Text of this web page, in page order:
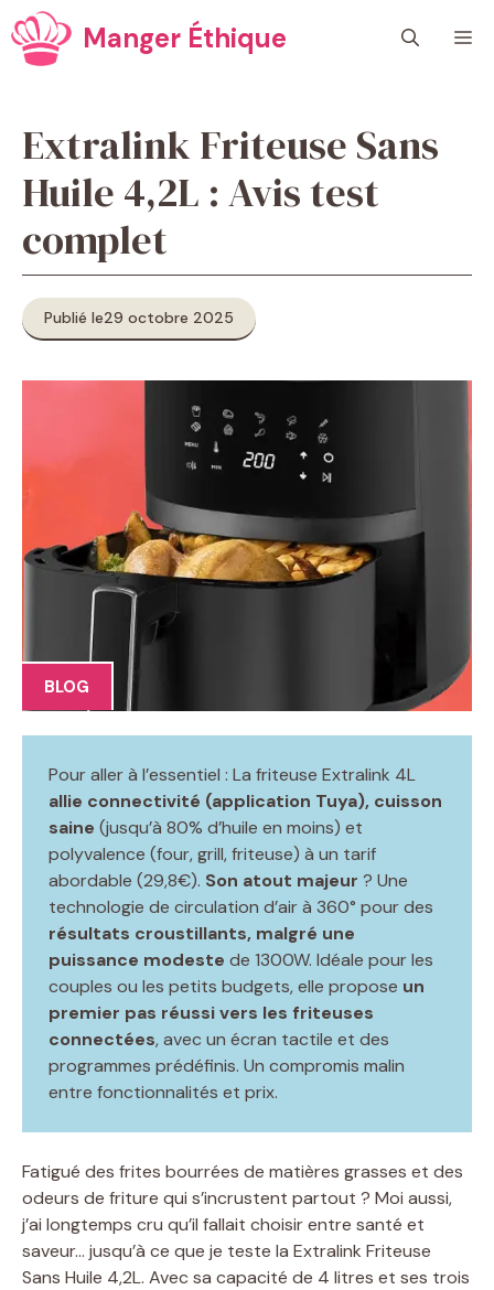
Aller
au
contenu
Manger Éthique
Extralink Friteuse Sans
Huile 4,2L : Avis test
complet
Publié le29 octobre 2025
BLOG
Pour aller à l’essentiel : La friteuse Extralink 4L
allie connectivité (application Tuya), cuisson
saine (jusqu’à 80% d’huile en moins) et
polyvalence (four, grill, friteuse) à un tarif
abordable (29,8€). Son atout majeur ? Une
technologie de circulation d’air à 360° pour des
résultats croustillants, malgré une
puissance modeste de 1300W. Idéale pour les
couples ou les petits budgets, elle propose un
premier pas réussi vers les friteuses
connectées, avec un écran tactile et des
programmes prédéfinis. Un compromis malin
entre fonctionnalités et prix.
Fatigué des frites bourrées de matières grasses et des
odeurs de friture qui s’incrustent partout ? Moi aussi,
j’ai longtemps cru qu’il fallait choisir entre santé et
saveur… jusqu’à ce que je teste la Extralink Friteuse
Sans Huile 4,2L. Avec sa capacité de 4 litres et ses trois